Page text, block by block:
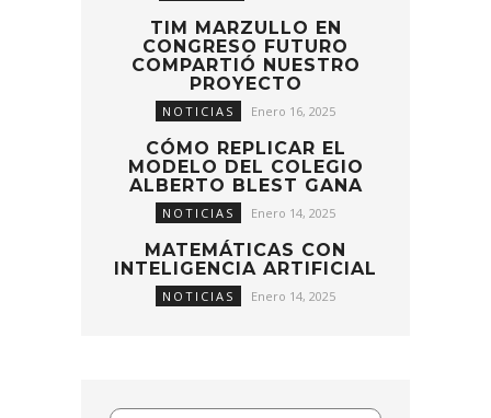
TIM MARZULLO EN
CONGRESO FUTURO
COMPARTIÓ NUESTRO
PROYECTO
NOTICIAS Enero 16, 2025
CÓMO REPLICAR EL
MODELO DEL COLEGIO
ALBERTO BLEST GANA
NOTICIAS Enero 14, 2025
MATEMÁTICAS CON
INTELIGENCIA ARTIFICIAL
NOTICIAS Enero 14, 2025